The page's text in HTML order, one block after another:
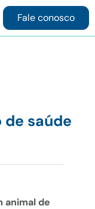
Fale conosco
de saúde
animal de